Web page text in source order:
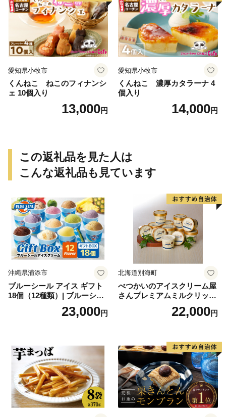
愛知県小牧市
くんねこ ねこのフィナンシ
ェ 10個入り
13,000円
愛知県小牧市
くんねこ 濃厚カタラーナ 4
個入り
14,000円
この返礼品を見た人は
こんな返礼品も見ています
沖縄県浦添市
ブルーシール アイス ギフト
18個（12種類）| ブルーシー
ルアイス ブルーシールアイ
スクリーム 着日指定可能 送
誕生日 カップ 詰め合わせ バ
ラエティ | バニラ チョコレー
ト ストロベリー ピスタチオ
バニラ＆クッキー ウベ 沖縄
紅イモ 塩ちんすこう 沖縄シ
ークヮーサー 沖縄黒糖 琉球
ロイヤルミルクティ 沖縄パ
イン
23,000円
北海道別海町
べつかいのアイスクリーム屋
さんプレミアムミルクリッチ
12個（AP-01）（ 北海道アイ
ス 北海道産アイス アイス ア
道産アイス 道産アイスクリ
ーム ギフト 詰合せ 詰め合わ
せ ふるさと納税 ）
22,000円